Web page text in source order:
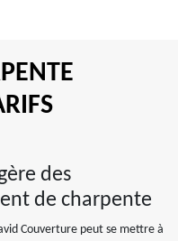
des
de charpente
Couverture peut se mettre à